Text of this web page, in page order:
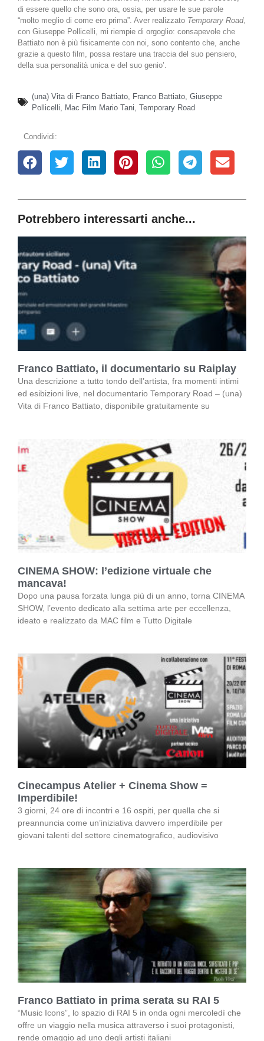
di essere quello che sono ora, ossia, per usare le sue parole
“molto meglio di come ero prima”. Aver realizzato Temporary Road,
con Giuseppe Pollicelli, mi riempie di orgoglio: consapevole che
Battiato non è più fisicamente con noi, sono contento che, anche
grazie a questo film, possa restare una traccia del suo pensiero,
della sua personalità unica e del suo genio’.
(una) Vita di Franco Battiato, Franco Battiato, Giuseppe
Pollicelli, Mac Film Mario Tani, Temporary Road
Condividi:
Potrebbero interessarti anche...
Franco Battiato, il documentario su Raiplay
Una descrizione a tutto tondo dell’artista, fra momenti intimi
ed esibizioni live, nel documentario Temporary Road – (una)
Vita di Franco Battiato, disponibile gratuitamente su
CINEMA SHOW: l’edizione virtuale che
mancava!
Dopo una pausa forzata lunga più di un anno, torna CINEMA
SHOW, l’evento dedicato alla settima arte per eccellenza,
ideato e realizzato da MAC film e Tutto Digitale
Cinecampus Atelier + Cinema Show =
Imperdibile!
3 giorni, 24 ore di incontri e 16 ospiti, per quella che si
preannuncia come un’iniziativa davvero imperdibile per
giovani talenti del settore cinematografico, audiovisivo
Franco Battiato in prima serata su RAI 5
“Music Icons”, lo spazio di RAI 5 in onda ogni mercoledì che
offre un viaggio nella musica attraverso i suoi protagonisti,
rende omaggio ad uno degli artisti italiani